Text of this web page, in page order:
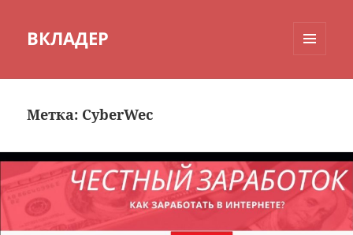
ВКЛАДЕР
Метка: CyberWec